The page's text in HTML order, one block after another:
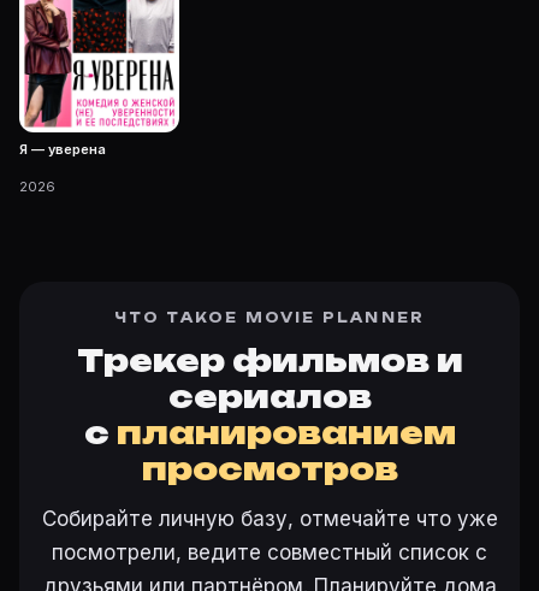
Я — уверена
2026
ЧТО ТАКОЕ MOVIE PLANNER
Трекер фильмов и
сериалов
с планированием
просмотров
Собирайте личную базу, отмечайте что уже
посмотрели, ведите совместный список с